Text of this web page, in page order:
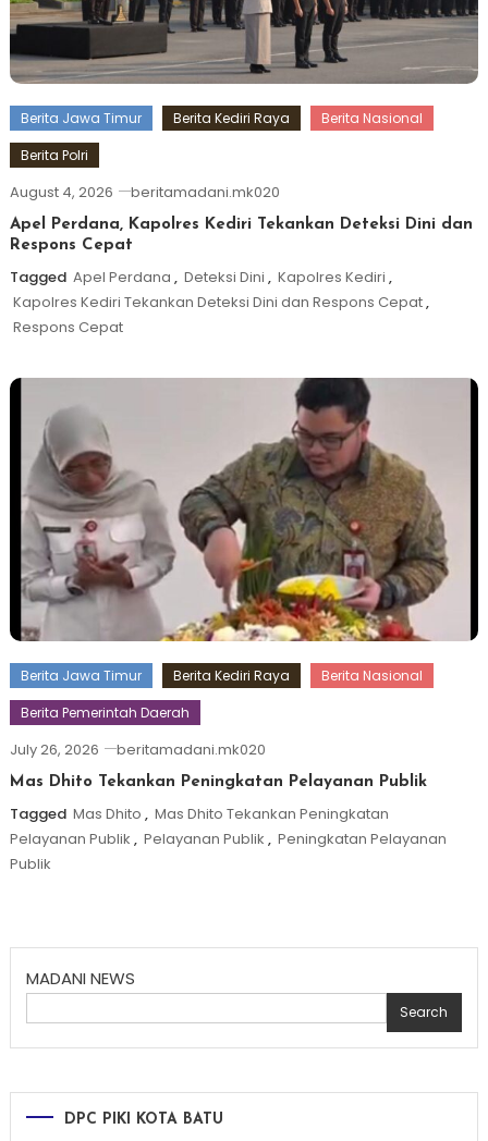
Berita Jawa Timur Berita Kediri Raya
Berita Nasional
Berita Polri
August 4, 2026 beritamadani.mk020
Apel Perdana, Kapolres Kediri Tekankan Deteksi Dini dan
Respons Cepat
Tagged Apel Perdana , Deteksi Dini , Kapolres Kediri ,
Kapolres Kediri Tekankan Deteksi Dini dan Respons Cepat,
Respons Cepat
Berita Jawa Timur Berita Kediri Raya
Berita Nasional
Berita Pemerintah Daerah
July 26, 2026 beritamadani.mk020
Mas Dhito Tekankan Peningkatan Pelayanan Publik
Tagged Mas Dhito , Mas Dhito Tekankan Peningkatan
Pelayanan Publik , Pelayanan Publik , Peningkatan Pelayanan
Publik
MADANI NEWS
Search
DPC PIKI KOTA BATU